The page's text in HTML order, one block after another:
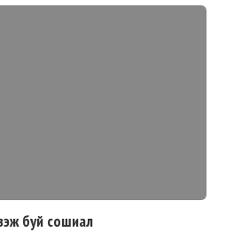
буй сошиал